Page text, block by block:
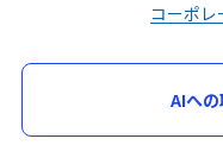
コーポレ
AIへ